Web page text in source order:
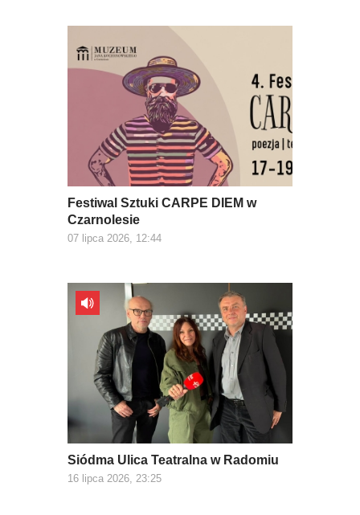
Festiwal Sztuki CARPE DIEM w
Czarnolesie
07 lipca 2026, 12:44
Siódma Ulica Teatralna w Radomiu
16 lipca 2026, 23:25